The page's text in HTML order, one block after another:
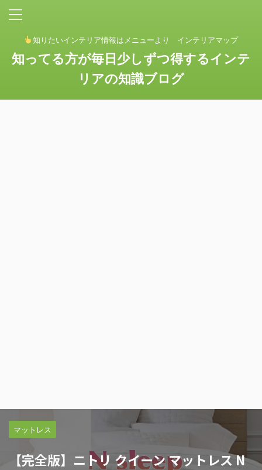
知りたいインテリア情報はメニューより インテリアマップ
知ってる方が毎日少しずつ得するインテ
リアの知識ブログ
マットレス
【完全版】ニトリ クイーン マットレス N